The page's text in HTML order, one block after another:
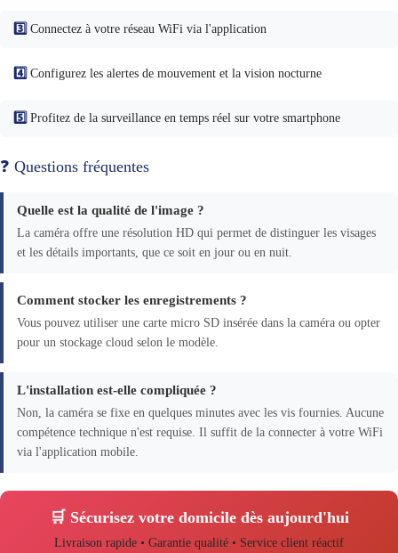
3️⃣ Connectez à votre réseau WiFi via l'application
4️⃣ Configurez les alertes de mouvement et la vision nocturne
5️⃣ Profitez de la surveillance en temps réel sur votre smartphone
❓ Questions fréquentes
Quelle est la qualité de l'image ?
La caméra offre une résolution HD qui permet de distinguer les visages
et les détails importants, que ce soit en jour ou en nuit.
Comment stocker les enregistrements ?
Vous pouvez utiliser une carte micro SD insérée dans la caméra ou opter
pour un stockage cloud selon le modèle.
L'installation est-elle compliquée ?
Non, la caméra se fixe en quelques minutes avec les vis fournies. Aucune
compétence technique n'est requise. Il suffit de la connecter à votre WiFi
via l'application mobile.
🛒 Sécurisez votre domicile dès aujourd'hui
Livraison rapide • Garantie qualité • Service client réactif